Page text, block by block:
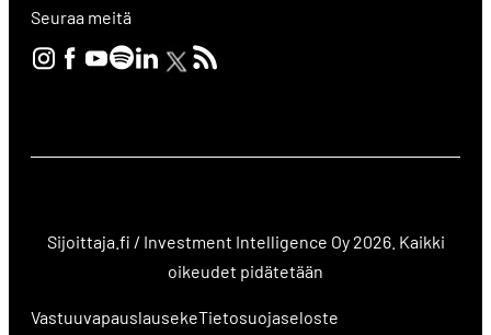
Seuraa meitä
Sijoittaja.fi / Investment Intelligence Oy 2026. Kaikki
oikeudet pidätetään
VastuuvapauslausekeTietosuojaseloste